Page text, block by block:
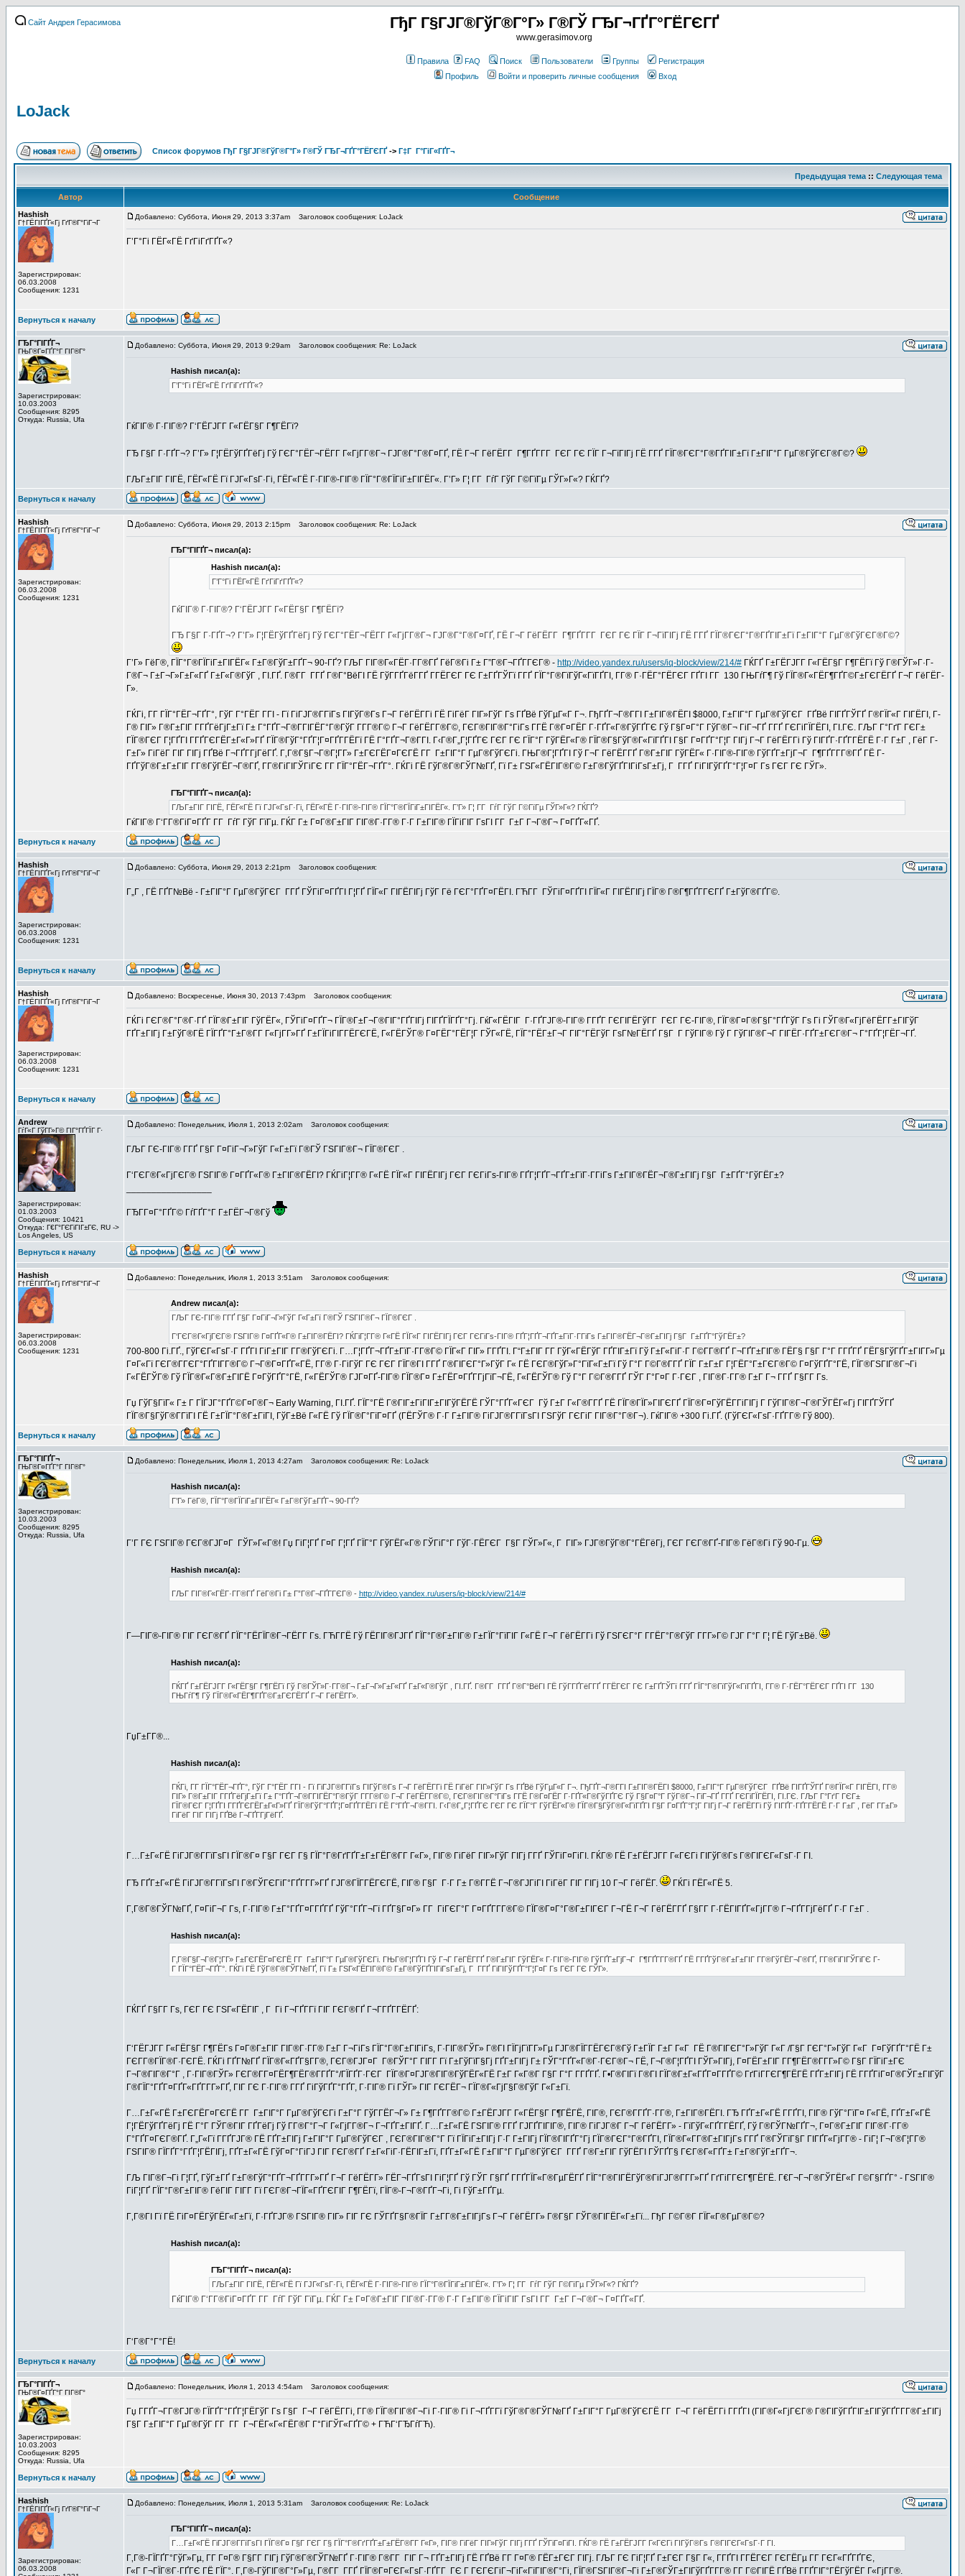
Сайт Андрея Герасимова ГђГ Г§ГЈГ®ГўГ®Г°Г» Г®ГЎ ГЂГ¬ГҐГ°ГЁГЄГҐ
www.gerasimov.org
Правила FAQ Поиск Пользователи Группы
Регистрация
Профиль
Войти и проверить личные сообщения Вход
LoJack
Список форумов ГђГ Г§ГЈГ®ГўГ®Г°Г» Г®ГЎ ГЂГ¬ГҐГ°ГЁГЄГҐ-> Г‡Г Г°ГіГ«ГҐГ¬
Предыдущая тема :: Следующая тема
Автор
Сообщение
Hashish
Г†ГЁГІГҐГ«Гј ГґГ®Г°ГіГ¬Г
Зарегистрирован:
06.03.2008
Сообщения: 1231
Добавлено: Суббота, Июня 29, 2013 3:37am Заголовок сообщения: LoJack
Г’Г°Гі ГЁГ«ГЁ ГґГіГґГҐГ«?
Вернуться к началу
ГЂГ°ГІГҐГ¬
ГЊГ®Г¤ГҐГ°Г ГІГ®Г°
Зарегистрирован:
10.03.2003
Сообщения: 8295
Откуда: Russia, Ufa
Добавлено: Суббота, Июня 29, 2013 9:29am Заголовок сообщения: Re: LoJack
Hashish писал(а):
Г’Г°Гі ГЁГ«ГЁ ГґГіГґГҐГ«?
ГќГІГ® Г·ГІГ®? Г‘ГЁГЈГ­Г Г«ГЁГ§Г Г¶ГЁГї?
ГЂ Г§Г Г·ГҐГ¬? Г’Г» Г¦ГЁГўГҐГёГј Гў ГЄГ°ГЁГ¬ГЁГ­Г Г«ГјГ­Г®Г¬ ГЈГ®Г°Г®Г¤ГҐ, ГЁ Г¬Г ГёГЁГ­Г Г¶ГҐГ­Г­Г ГЄГ ГЄ ГЇГ Г¬ГїГІГј ГЁ Г­ГҐ ГЇГ®ГЄГ°Г®ГҐГІГ±Гї Г±ГІГ°Г ГµГ®ГўГЄГ®Г©?
ГЉГ±ГІГ ГІГЁ, ГЁГ«ГЁ Гї ГЈГ«ГѕГ·Гі, ГЁГ«ГЁ Г·ГІГ®-ГІГ® ГЇГ°Г®ГЇГіГ±ГІГЁГ«. Г’Г» Г¦ Г­Г ГѓГ ГўГ Г©ГїГµ ГЎГ»Г«? ГЌГҐ?
Вернуться к началу
Hashish
Г†ГЁГІГҐГ«Гј ГґГ®Г°ГіГ¬Г
Зарегистрирован:
06.03.2008
Сообщения: 1231
Добавлено: Суббота, Июня 29, 2013 2:15pm Заголовок сообщения: Re: LoJack
ГЂГ°ГІГҐГ¬ писал(а):
Hashish писал(а):
Г’Г°Гі ГЁГ«ГЁ ГґГіГґГҐГ«?
ГќГІГ® Г·ГІГ®? Г‘ГЁГЈГ­Г Г«ГЁГ§Г Г¶ГЁГї?
ГЂ Г§Г Г·ГҐГ¬? Г’Г» Г¦ГЁГўГҐГёГј Гў ГЄГ°ГЁГ¬ГЁГ­Г Г«ГјГ­Г®Г¬ ГЈГ®Г°Г®Г¤ГҐ, ГЁ Г¬Г ГёГЁГ­Г Г¶ГҐГ­Г­Г ГЄГ ГЄ ГЇГ Г¬ГїГІГј ГЁ Г­ГҐ ГЇГ®ГЄГ°Г®ГҐГІГ±Гї Г±ГІГ°Г ГµГ®ГўГЄГ®Г©?
Г’Г» ГёГ®, ГЇГ°Г®ГЇГіГ±ГІГЁГ« Г±Г®ГўГ±ГҐГ¬ 90-ГҐ? ГЉГ ГІГ®Г«ГЁГ·Г­Г®ГҐ ГёГ®Гі Г± Г”Г®Г¬ГҐГ­ГЄГ® - http://video.yandex.ru/users/iq-block/view/214/# ГЌГҐ Г±ГЁГЈГ­Г Г«ГЁГ§Г Г¶ГЁГї Гў Г®ГЎГ»Г·Г­
Г®Г¬ Г±Г¬Г»Г±Г«ГҐ Г±Г«Г®ГўГ , ГІ.ГҐ. Г®Г­Г Г­ГҐ Г®Г°ВёГІ ГЁ ГўГ­ГҐГёГ­ГҐ Г­ГЁГЄГ ГЄ Г±ГҐГЎГї Г­ГҐ ГЇГ°Г®ГїГўГ«ГїГҐГІ, Г­Г® Г·ГЁГ°ГЁГЄГ ГҐГІ Г­Г 130 ГЊГѓГ¶ Гў ГЇГ®Г«ГЁГ¶ГҐГ©Г±ГЄГЁГҐ Г¬Г ГёГЁГ­
Г».
ГЌГі, Г­Г ГЇГ°ГЁГ¬ГҐГ°, ГўГ Г°ГЁГ Г­ГІ - Гї ГіГЈГ®Г­ГїГѕ ГІГўГ®Гѕ Г¬Г ГёГЁГ­Гі ГЁ ГіГёГ ГІГ»ГўГ Гѕ ГҐВё ГўГµГ«Г Г¬. ГђГҐГ¬Г®Г­ГІ Г±ГІГ®ГЁГІ $8000, Г±ГІГ°Г ГµГ®ГўГЄГ ГҐВё ГІГҐГЎГҐ Г®ГЇГ«Г ГІГЁГІ, Г­
Г® ГІГ» Г®Г±ГІГ Г­ГҐГёГјГ±Гї Г± Г°ГҐГ¬Г®Г­ГІГЁГ°Г®ГўГ Г­Г­Г®Г© Г¬Г ГёГЁГ­Г®Г©, ГЄГ®ГІГ®Г°ГіГѕ Г­ГЁ Г®Г¤ГЁГ­ Г·ГҐГ«Г®ГўГҐГЄ Гў Г§Г¤Г°Г ГўГ®Г¬ ГіГ¬ГҐ Г­ГҐ ГЄГіГЇГЁГІ, ГІ.ГЄ. ГЉГ Г°ГґГ ГЄГ±
ГЇГ®ГЄГ Г¦ГҐГІ Г­ГҐГЄГЁГ±Г«Г»ГҐ ГЇГ®ГўГ°ГҐГ¦Г¤ГҐГ­ГЁГї ГЁ Г°ГҐГ¬Г®Г­ГІ. Г‹Г®Г„Г¦ГҐГЄ ГЄГ ГЄ ГЇГ°Г ГўГЁГ«Г® ГЇГ®Г§ГўГ®Г«ГїГҐГІ Г§Г Г¤ГҐГ°Г¦Г ГІГј Г¬Г ГёГЁГ­Гі Гў ГІГҐГ·ГҐГ­ГЁГЁ Г·Г Г±Г , ГёГ Г­
Г±Г» ГіГёГ ГІГ ГІГј ГҐВё Г¬ГҐГ­ГјГёГҐ. Г‚Г®Г§Г¬Г®Г¦Г­Г» Г±ГЄГЁГ¤ГЄГЁ Г­Г Г±ГІГ°Г ГµГ®ГўГЄГі. ГЊГ®Г¦ГҐГІ Гў Г¬Г ГёГЁГ­ГҐ Г®Г±ГІГ ГўГЁГ« Г·ГІГ®-ГІГ® ГўГҐГ±ГјГ¬Г Г¶ГҐГ­Г­Г®ГҐ ГЁ Г­
ГҐГўГ®Г±Г±ГІГ Г­Г®ГўГЁГ¬Г®ГҐ, Г­Г®ГіГІГЎГіГЄ Г­Г ГЇГ°ГЁГ¬ГҐГ°. ГЌГі ГЁ ГўГ®Г®ГЎГ№ГҐ, Гї Г± ГЅГ«ГЁГІГ®Г© Г±Г®ГўГҐГІГіГѕГ±Гј, Г Г­ГҐ ГіГІГўГҐГ°Г¦Г¤Г Гѕ ГЄГ ГЄ ГЎГ».
ГЂГ°ГІГҐГ¬ писал(а):
ГЉГ±ГІГ ГІГЁ, ГЁГ«ГЁ Гї ГЈГ«ГѕГ·Гі, ГЁГ«ГЁ Г·ГІГ®-ГІГ® ГЇГ°Г®ГЇГіГ±ГІГЁГ«. Г’Г» Г¦ Г­Г ГѓГ ГўГ Г©ГїГµ ГЎГ»Г«? ГЌГҐ?
ГќГІГ® Г‘Г­Г®ГіГ¤ГҐГ­ Г­Г ГѓГ ГўГ ГїГµ. ГЌГ Г± Г¤Г®Г±ГІГ ГІГ®Г·Г­Г® Г·Г Г±ГІГ® ГЇГіГІГ ГѕГІ Г­Г Г±Г Г¬Г®Г¬ Г¤ГҐГ«ГҐ.
Вернуться к началу
Hashish
Г†ГЁГІГҐГ«Гј ГґГ®Г°ГіГ¬Г
Зарегистрирован:
06.03.2008
Сообщения: 1231
Добавлено: Суббота, Июня 29, 2013 2:21pm Заголовок сообщения:
Г„Г , ГЁ ГҐГ№Вё - Г±ГІГ°Г ГµГ®ГўГЄГ Г­ГҐ ГЎГіГ¤ГҐГІ Г¦ГҐ ГЇГ«Г ГІГЁГІГј ГўГ Гё ГЄГ°ГҐГ¤ГЁГІ. ГЋГ­Г ГЎГіГ¤ГҐГІ ГЇГ«Г ГІГЁГІГј ГЇГ® Г®Г¶ГҐГ­ГЄГҐ Г±ГўГ®ГҐГ©.
Вернуться к началу
Hashish
Г†ГЁГІГҐГ«Гј ГґГ®Г°ГіГ¬Г
Зарегистрирован:
06.03.2008
Сообщения: 1231
Добавлено: Воскресенье, Июня 30, 2013 7:43pm Заголовок сообщения:
ГЌГі ГЄГ®Г°Г®Г·ГҐ ГЇГ®Г±ГІГ ГўГЁГ«, ГЎГіГ¤ГҐГ¬ ГЇГ®Г±Г¬Г®ГІГ°ГҐГІГј ГІГҐГЇГҐГ°Гј. ГќГ«ГЁГІГ Г·ГҐГЈГ®-ГІГ® Г­ГҐГ ГЄГІГЁГўГ­Г ГЄГ ГЄ-ГІГ®, ГЇГ®Г¤Г®Г§Г°ГҐГўГ Гѕ Гі ГЎГ®Г«ГјГёГЁГ­Г±ГІГўГ
ГҐГ±ГІГј Г±ГўГ®ГЁ ГЇГҐГ°Г±Г®Г­Г Г«ГјГ­Г»ГҐ Г±ГЇГіГІГ­ГЁГЄГЁ, Г«ГЁГЎГ® Г¤ГЁГ°ГЁГ¦Г ГЎГ«ГЁ, ГЇГ°ГЁГ±Г¬Г ГІГ°ГЁГўГ ГѕГ№ГЁГҐ Г§Г Г ГўГІГ® Гў Г ГўГІГ®Г¬Г ГІГЁГ·ГҐГ±ГЄГ®Г¬ Г°ГҐГ¦ГЁГ¬ГҐ.
Вернуться к началу
Andrew
ГѓГ«Г ГўГ­Г»Г© ГІГ°ГҐГЇГ Г·
Зарегистрирован:
01.03.2003
Сообщения: 10421
Откуда: Г€Г°ГЄГіГІГ±ГЄ, RU ->
Los Angeles, US
Добавлено: Понедельник, Июля 1, 2013 2:02am Заголовок сообщения:
ГЉГ ГЄ-ГІГ® Г­ГҐ Г§Г Г¤ГіГ¬Г»ГўГ Г«Г±Гї Г®ГЎ ГЅГІГ®Г¬ ГЇГ®ГЄГ .
Г‘ГЄГ®Г«ГјГЄГ® ГЅГІГ® Г¤ГҐГ«Г® Г±ГІГ®ГЁГІ? ГЌГіГ¦Г­Г® Г«ГЁ ГЇГ«Г ГІГЁГІГј ГЄГ ГЄГіГѕ-ГІГ® ГҐГ¦ГҐГ¬ГҐГ±ГїГ·Г­ГіГѕ Г±ГІГ®ГЁГ¬Г®Г±ГІГј Г§Г Г±ГҐГ°ГўГЁГ±?
ГЂГ­Г¤Г°ГҐГ© ГѓГҐГ°Г Г±ГЁГ¬Г®Гў
Вернуться к началу
Hashish
Г†ГЁГІГҐГ«Гј ГґГ®Г°ГіГ¬Г
Зарегистрирован:
06.03.2008
Сообщения: 1231
Добавлено: Понедельник, Июля 1, 2013 3:51am Заголовок сообщения:
Andrew писал(а):
ГЉГ ГЄ-ГІГ® Г­ГҐ Г§Г Г¤ГіГ¬Г»ГўГ Г«Г±Гї Г®ГЎ ГЅГІГ®Г¬ ГЇГ®ГЄГ .
Г‘ГЄГ®Г«ГјГЄГ® ГЅГІГ® Г¤ГҐГ«Г® Г±ГІГ®ГЁГІ? ГЌГіГ¦Г­Г® Г«ГЁ ГЇГ«Г ГІГЁГІГј ГЄГ ГЄГіГѕ-ГІГ® ГҐГ¦ГҐГ¬ГҐГ±ГїГ·Г­ГіГѕ Г±ГІГ®ГЁГ¬Г®Г±ГІГј Г§Г Г±ГҐГ°ГўГЁГ±?
700-800 Гі.ГҐ., ГўГЄГ«ГѕГ·Г ГҐГІ ГіГ±ГІГ Г­Г®ГўГЄГі. Г…Г¦ГҐГ¬ГҐГ±ГїГ·Г­Г®Г© ГЇГ«Г ГІГ» Г­ГҐГІ. Г“Г±ГІГ Г­Г ГўГ«ГЁГўГ ГҐГІГ±Гї Гў Г±Г«ГіГ·Г Г©Г­Г®ГҐ Г¬ГҐГ±ГІГ® ГЁГ§ Г§Г Г°Г Г­ГҐГҐ ГЁГ§ГўГҐГ±ГІГ­Г»Гµ
Г¤Г«Гї ГЄГ®Г­ГЄГ°ГҐГІГ­Г®Г© Г¬Г®Г¤ГҐГ«ГЁ, Г­Г® Г·ГіГўГ ГЄ ГЄГ ГЇГ®ГІ Г­ГҐ Г®ГІГЄГ°Г»ГўГ Г« ГЁ ГЄГ®ГўГ»Г°ГїГ«Г±Гї Гў Г°Г Г©Г®Г­ГҐ ГЇГ Г±Г±Г Г¦ГЁГ°Г±ГЄГ®Г© Г¤ГўГҐГ°ГЁ, ГЇГ®ГЅГІГ®Г¬Гі
Г«ГЁГЎГ® Гў ГЇГ®Г«Г®Г±ГІГЁ Г¤ГўГҐГ°ГЁ, Г«ГЁГЎГ® ГЈГ¤ГҐ-ГІГ® ГЇГ®Г¤ Г±ГЁГ¤ГҐГ­ГјГїГ¬ГЁ, Г«ГЁГЎГ® Гў Г°Г Г©Г®Г­ГҐ ГЎГ Г°Г¤Г Г·ГЄГ , ГІГ®Г·Г­Г® Г±Г Г¬ Г­ГҐ Г§Г­Г Гѕ.
Гџ ГўГ§ГїГ« Г± Г ГЇГЈГ°ГҐГ©Г¤Г®Г¬ Early Warning, ГІ.ГҐ. ГЇГ°ГЁ Г®ГІГ±ГіГІГ±ГІГўГЁГЁ ГЎГ°ГҐГ«ГЄГ Гў Г±Г Г«Г®Г­ГҐ ГЁ ГЇГ®ГЇГ»ГІГЄГҐ ГЇГ®Г¤ГўГЁГ­ГіГІГј Г ГўГІГ®Г¬Г®ГЎГЁГ«Гј ГІГҐГЎГҐ
ГЇГ®Г§ГўГ®Г­ГїГІ ГЁ Г±ГЇГ°Г®Г±ГїГІ, ГўГ±Вё Г«ГЁ Гў ГЇГ®Г°ГїГ¤ГҐ (ГЁГЎГ® Г·Г Г±ГІГ® ГіГЈГ®Г­ГїГѕГІ ГЅГўГ ГЄГіГ ГІГ®Г°Г®Г¬). ГќГІГ® +300 Гі.ГҐ. (ГўГЄГ«ГѕГ·ГҐГ­Г® Гў 800).
Вернуться к началу
ГЂГ°ГІГҐГ¬
ГЊГ®Г¤ГҐГ°Г ГІГ®Г°
Зарегистрирован:
10.03.2003
Сообщения: 8295
Откуда: Russia, Ufa
Добавлено: Понедельник, Июля 1, 2013 4:27am Заголовок сообщения: Re: LoJack
Hashish писал(а):
Г’Г» ГёГ®, ГЇГ°Г®ГЇГіГ±ГІГЁГ« Г±Г®ГўГ±ГҐГ¬ 90-ГҐ?
Г’Г ГЄ ГЅГІГ® ГЄГ®ГЈГ¤Г ГЎГ»Г«Г®! Гџ ГіГ¦ГҐ Г¤Г Г¦ГҐ ГЇГ°Г ГўГЁГ«Г® ГЎГіГ°Г ГўГ·ГЁГЄГ Г§Г ГЎГ»Г«, Г ГІГ» ГЈГ®ГўГ®Г°ГЁГёГј, ГЄГ ГЄГ®ГҐ-ГІГ® ГёГ®Гі Гў 90-Гµ.
Hashish писал(а):
ГЉГ ГІГ®Г«ГЁГ·Г­Г®ГҐ ГёГ®Гі Г± Г”Г®Г¬ГҐГ­ГЄГ® - http://video.yandex.ru/users/iq-block/view/214/#
Г—ГІГ®-ГІГ® ГІГ ГЄГ®ГҐ ГЇГ°ГЁГЇГ®Г¬ГЁГ­Г Гѕ. ГЋГ­ГЁ Гў ГЁГІГ®ГЈГҐ ГЇГ°Г®Г±ГІГ® Г±ГЇГ°ГїГІГ Г«ГЁ Г¬Г ГёГЁГ­Гі Гў ГЅГЄГ°Г Г­ГЁГ°Г®ГўГ Г­Г­Г»Г© ГЈГ Г°Г Г¦ ГЁ ГўГ±Вё.
Hashish писал(а):
ГЌГҐ Г±ГЁГЈГ­Г Г«ГЁГ§Г Г¶ГЁГї Гў Г®ГЎГ»Г·Г­Г®Г¬ Г±Г¬Г»Г±Г«ГҐ Г±Г«Г®ГўГ , ГІ.ГҐ. Г®Г­Г Г­ГҐ Г®Г°ВёГІ ГЁ ГўГ­ГҐГёГ­ГҐ Г­ГЁГЄГ ГЄ Г±ГҐГЎГї Г­ГҐ ГЇГ°Г®ГїГўГ«ГїГҐГІ, Г­Г® Г·ГЁГ°ГЁГЄГ ГҐГІ Г­Г 130
ГЊГѓГ¶ Гў ГЇГ®Г«ГЁГ¶ГҐГ©Г±ГЄГЁГҐ Г¬Г ГёГЁГ­Г».
ГџГ±Г­Г®...
Hashish писал(а):
ГЌГі, Г­Г ГЇГ°ГЁГ¬ГҐГ°, ГўГ Г°ГЁГ Г­ГІ - Гї ГіГЈГ®Г­ГїГѕ ГІГўГ®Гѕ Г¬Г ГёГЁГ­Гі ГЁ ГіГёГ ГІГ»ГўГ Гѕ ГҐВё ГўГµГ«Г Г¬. ГђГҐГ¬Г®Г­ГІ Г±ГІГ®ГЁГІ $8000, Г±ГІГ°Г ГµГ®ГўГЄГ ГҐВё ГІГҐГЎГҐ Г®ГЇГ«Г ГІГЁГІ, Г­Г®
ГІГ» Г®Г±ГІГ Г­ГҐГёГјГ±Гї Г± Г°ГҐГ¬Г®Г­ГІГЁГ°Г®ГўГ Г­Г­Г®Г© Г¬Г ГёГЁГ­Г®Г©, ГЄГ®ГІГ®Г°ГіГѕ Г­ГЁ Г®Г¤ГЁГ­ Г·ГҐГ«Г®ГўГҐГЄ Гў Г§Г¤Г°Г ГўГ®Г¬ ГіГ¬ГҐ Г­ГҐ ГЄГіГЇГЁГІ, ГІ.ГЄ. ГЉГ Г°ГґГ ГЄГ±
ГЇГ®ГЄГ Г¦ГҐГІ Г­ГҐГЄГЁГ±Г«Г»ГҐ ГЇГ®ГўГ°ГҐГ¦Г¤ГҐГ­ГЁГї ГЁ Г°ГҐГ¬Г®Г­ГІ. Г‹Г®Г„Г¦ГҐГЄ ГЄГ ГЄ ГЇГ°Г ГўГЁГ«Г® ГЇГ®Г§ГўГ®Г«ГїГҐГІ Г§Г Г¤ГҐГ°Г¦Г ГІГј Г¬Г ГёГЁГ­Гі Гў ГІГҐГ·ГҐГ­ГЁГЁ Г·Г Г±Г , ГёГ Г­Г±Г»
ГіГёГ ГІГ ГІГј ГҐВё Г¬ГҐГ­ГјГёГҐ.
Г…Г±Г«ГЁ ГіГЈГ®Г­ГїГѕГІ ГЇГ®Г¤ Г§Г ГЄГ Г§ ГЇГ°Г®ГґГҐГ±Г±ГЁГ®Г­Г Г«Г», ГІГ® ГіГёГ ГІГ»ГўГ ГІГј Г­ГҐ ГЎГіГ¤ГіГІ. ГЌГ® ГЁ Г±ГЁГЈГ­Г Г«ГЄГі ГІГўГ®Гѕ Г®ГІГЄГ«ГѕГ·Г ГІ.
ГЂ ГҐГ±Г«ГЁ ГіГЈГ®Г­ГїГѕГІ Г®ГЎГЄГіГ°ГҐГ­Г­Г»ГҐ ГЈГ®ГЇГ­ГЁГЄГЁ, ГІГ® Г§Г Г·Г Г± Г®Г­ГЁ Г¬Г®ГЈГіГІ ГіГёГ ГІГ ГІГј 10 Г¬Г ГёГЁГ­. ГЌГі ГЁГ«ГЁ 5.
Г‚Г®Г®ГЎГ№ГҐ, Г¤ГіГ¬Г Гѕ, Г·ГІГ® Г±Г°ГҐГ¤Г­ГҐГҐ ГўГ°ГҐГ¬Гї ГҐГ§Г¤Г» Г­Г ГіГЄГ°Г Г¤ГҐГ­Г­Г®Г© ГЇГ®Г¤Г°Г®Г±ГІГЄГ Г¬ГЁ Г¬Г ГёГЁГ­ГҐ Г§Г­Г Г·ГЁГІГҐГ«ГјГ­Г® Г¬ГҐГ­ГјГёГҐ Г·Г Г±Г .
Hashish писал(а):
Г‚Г®Г§Г¬Г®Г¦Г­Г» Г±ГЄГЁГ¤ГЄГЁ Г­Г Г±ГІГ°Г ГµГ®ГўГЄГі. ГЊГ®Г¦ГҐГІ Гў Г¬Г ГёГЁГ­ГҐ Г®Г±ГІГ ГўГЁГ« Г·ГІГ®-ГІГ® ГўГҐГ±ГјГ¬Г Г¶ГҐГ­Г­Г®ГҐ ГЁ Г­ГҐГўГ®Г±Г±ГІГ Г­Г®ГўГЁГ¬Г®ГҐ, Г­Г®ГіГІГЎГіГЄ Г­
Г ГЇГ°ГЁГ¬ГҐГ°. ГЌГі ГЁ ГўГ®Г®ГЎГ№ГҐ, Гї Г± ГЅГ«ГЁГІГ®Г© Г±Г®ГўГҐГІГіГѕГ±Гј, Г Г­ГҐ ГіГІГўГҐГ°Г¦Г¤Г Гѕ ГЄГ ГЄ ГЎГ».
ГЌГҐ Г§Г­Г Гѕ, ГЄГ ГЄ ГЅГ«ГЁГІГ , Г Гі Г¬ГҐГ­Гї ГІГ ГЄГ®ГҐ Г¬Г­ГҐГ­ГЁГҐ:
Г‘ГЁГЈГ­Г Г«ГЁГ§Г Г¶ГЁГѕ Г¤Г®Г±ГІГ ГІГ®Г·Г­Г® Г±Г Г¬ГіГѕ ГЇГ°Г®Г±ГІГіГѕ, Г·ГІГ®ГЎГ» Г®ГІ ГЇГјГїГ­Г»Гµ ГЈГ®ГЇГ­ГЁГЄГ®Гў Г±ГЇГ Г±Г Г«Г ГЁ Г®ГІГЄГ°Г»ГўГ Г«Г /Г§Г ГЄГ°Г»ГўГ Г«Г Г¤ГўГҐГ°ГЁ Г±
ГЄГ­Г®ГЇГ®Г·ГЄГЁ. ГЌГі ГҐГ№ГҐ ГЇГ®Г«ГҐГ§Г­Г®, ГЄГ®ГЈГ¤Г Г®ГЎГ°Г ГІГ­Г Гї Г±ГўГїГ§Гј ГҐГ±ГІГј Г± ГЎГ°ГҐГ«Г®Г·ГЄГ®Г¬ ГЁ, Г¬Г®Г¦ГҐГІ ГЎГ»ГІГј, Г¤ГЁГ±ГІГ Г­Г¶ГЁГ®Г­Г­Г»Г© Г§Г ГЇГіГ±ГЄ
Г¬Г®ГІГ®Г°Г , Г·ГІГ®ГЎГ» ГЄГ®Г­Г¤ГЁГ¶ГЁГ®Г­ГҐГ°/ГЇГҐГ·ГЄГ ГЇГ®Г¤ГЈГ®ГІГ®ГўГЁГ«ГЁ Г±Г Г«Г®Г­ Г§Г Г°Г Г­ГҐГҐ. Г•Г®ГІГї Г®ГІ ГЇГ®Г±Г«ГҐГ¤Г­ГҐГ© ГґГіГ­ГЄГ¶ГЁГЁ ГҐГ±ГІГј ГЁ Г­ГҐГіГ¤Г®ГЎГ±ГІГўГ
Г®ГЇГ°ГҐГ¤ГҐГ«ГҐГ­Г­Г»ГҐ, ГІГ ГЄ Г·ГІГ® Г­ГҐ ГіГўГҐГ°ГҐГ­, Г·ГІГ® Гї ГЎГ» ГІГ ГЄГЁГ¬ ГЇГ®Г«ГјГ§Г®ГўГ Г«Г±Гї.
Г…Г±Г«ГЁ Г±ГЄГЁГ¤ГЄГЁ Г­Г Г±ГІГ°Г ГµГ®ГўГЄГі Г±Г°Г ГўГ­ГЁГ¬Г» Г± Г¶ГҐГ­Г®Г© Г±ГЁГЈГ­Г Г«ГЁГ§Г Г¶ГЁГЁ, ГІГ®, ГЄГ®Г­ГҐГ·Г­Г®, Г±ГІГ®ГЁГІ. ГЂ ГҐГ±Г«ГЁ Г­ГҐГІ, ГІГ® ГўГ°ГїГ¤ Г«ГЁ, ГҐГ±Г«ГЁ
Г¦ГЁГўГҐГёГј ГЁ Г°Г ГЎГ®ГІГ ГҐГёГј Гў Г­Г®Г°Г¬Г Г«ГјГ­Г®Г¬ Г¬ГҐГ±ГІГҐ. Г…Г±Г«ГЁ ГЅГІГ® Г­ГҐ ГЈГҐГІГІГ®, ГІГ® ГіГЈГ®Г­ Г¬Г ГёГЁГ­Г» - ГїГўГ«ГҐГ­ГЁГҐ, Гў Г®ГЎГ№ГҐГ¬, Г¤Г®Г±ГІГ ГІГ®Г·Г­Г®
Г°ГҐГ¤ГЄГ®ГҐ. Г„Г«Гї Г­ГҐГЈГ® ГЁ ГҐГ±ГІГј Г±ГІГ°Г ГµГ®ГўГЄГ , ГЄГ®ГІГ®Г°Г Гї ГЇГіГ±ГІГј Г·Г Г±ГІГј ГЇГ®ГІГҐГ°Гј ГЇГ®ГЄГ°Г®ГҐГІ, ГЇГ®Г«Г­Г®Г±ГІГјГѕ Г­ГҐ Г®ГЎГїГ§Г ГІГҐГ«ГјГ­Г® - ГіГ¦ Г¬Г®Г¦Г­Г®
ГЅГІГ® ГЇГҐГ°ГҐГ¦ГЁГІГј, ГҐГ±Г«ГЁ ГўГ¤Г°ГіГЈ ГІГ ГЄГ®ГҐ Г±Г«ГіГ·ГЁГІГ±Гї, ГҐГ±Г«ГЁ Г±ГІГ°Г ГµГ®ГўГЄГ Г­ГҐ Г®Г±ГІГ ГўГЁГІ ГЎГҐГ§ ГЄГ®Г«ГҐГ± Г±Г®ГўГ±ГҐГ¬.
ГЉ ГІГ®Г¬Гі Г¦ГҐ, ГўГ±ГҐ Г±Г®ГўГ°ГҐГ¬ГҐГ­Г­Г»ГҐ Г¬Г ГёГЁГ­Г» ГЁГ¬ГҐГѕГІ ГіГ¦ГҐ Гў ГЎГ Г§ГҐ Г­ГҐГЇГ«Г®ГµГЁГҐ ГЇГ°Г®ГІГЁГўГ®ГіГЈГ®Г­Г­Г»ГҐ ГґГіГ­ГЄГ¶ГЁГЁ. Г€Г¬Г¬Г®ГЎГЁГ«Г Г©Г§ГҐГ° - ГЅГІГ®
ГіГ¦ГҐ ГЇГ°Г®Г±ГІГ® ГёГІГ ГІГ­Г Гї ГЄГ®Г¬ГЇГ«ГҐГЄГІГ Г¶ГЁГї, ГЇГ®-Г¬Г®ГҐГ¬Гі, Гі ГўГ±ГҐГµ.
Г‚Г®ГІ Гї ГЁ ГіГ¤ГЁГўГЁГ«Г±Гї, Г·ГҐГЈГ® ГЅГІГ® ГІГ» ГІГ ГЄ ГЎГҐГ§Г®ГЇГ Г±Г­Г®Г±ГІГјГѕ Г¬Г ГёГЁГ­Г» Г®Г§Г ГЎГ®ГІГЁГ«Г±Гї... ГђГ Г©Г®Г­ ГЇГ«Г®ГµГ®Г©?
Hashish писал(а):
ГЂГ°ГІГҐГ¬ писал(а):
ГЉГ±ГІГ ГІГЁ, ГЁГ«ГЁ Гї ГЈГ«ГѕГ·Гі, ГЁГ«ГЁ Г·ГІГ®-ГІГ® ГЇГ°Г®ГЇГіГ±ГІГЁГ«. Г’Г» Г¦ Г­Г ГѓГ ГўГ Г©ГїГµ ГЎГ»Г«? ГЌГҐ?
ГќГІГ® Г‘Г­Г®ГіГ¤ГҐГ­ Г­Г ГѓГ ГўГ ГїГµ. ГЌГ Г± Г¤Г®Г±ГІГ ГІГ®Г·Г­Г® Г·Г Г±ГІГ® ГЇГіГІГ ГѕГІ Г­Г Г±Г Г¬Г®Г¬ Г¤ГҐГ«ГҐ.
Г‘Г®Г°Г°ГЁ!
Вернуться к началу
ГЂГ°ГІГҐГ¬
ГЊГ®Г¤ГҐГ°Г ГІГ®Г°
Зарегистрирован:
10.03.2003
Сообщения: 8295
Откуда: Russia, Ufa
Добавлено: Понедельник, Июля 1, 2013 4:54am Заголовок сообщения:
Гџ Г­ГҐГ¬Г­Г®ГЈГ® ГЇГҐГ°ГҐГ¦ГЁГўГ Гѕ Г§Г Г¬Г ГёГЁГ­Гі, Г­Г® ГЇГ®ГІГ®Г¬Гі Г·ГІГ® Гі Г¬ГҐГ­Гї ГўГ®Г®ГЎГ№ГҐ Г±ГІГ°Г ГµГ®ГўГЄГЁ Г­Г Г¬Г ГёГЁГ­Гі Г­ГҐГІ (ГІГ®Г«ГјГЄГ® Г®ГІГўГҐГІГ±ГІГўГҐГ­Г­Г®Г±ГІГј
Г§Г Г±ГІГ°Г ГµГ®ГўГ Г­Г Г­Г Г¬ГЁГ«Г«ГЁГ®Г­ Г°ГіГЎГ«ГҐГ© + ГЋГ‘ГЂГѓГЋ).
Вернуться к началу
Hashish
Г†ГЁГІГҐГ«Гј ГґГ®Г°ГіГ¬Г
Зарегистрирован:
06.03.2008
Добавлено: Понедельник, Июля 1, 2013 5:31am Заголовок сообщения: Re: LoJack
ГЂГ°ГІГҐГ¬ писал(а):
Г…Г±Г«ГЁ ГіГЈГ®Г­ГїГѕГІ ГЇГ®Г¤ Г§Г ГЄГ Г§ ГЇГ°Г®ГґГҐГ±Г±ГЁГ®Г­Г Г«Г», ГІГ® ГіГёГ ГІГ»ГўГ ГІГј Г­ГҐ ГЎГіГ¤ГіГІ. ГЌГ® ГЁ Г±ГЁГЈГ­Г Г«ГЄГі ГІГўГ®Гѕ Г®ГІГЄГ«ГѕГ·Г ГІ.
Г‚Г®-ГЇГҐГ°ГўГ»Гµ, Г­Г Г¤Г® Г§Г­Г ГІГј ГўГ®Г®ГЎГ№ГҐ Г·ГІГ® Г®Г­Г ГІГ Г¬ ГҐГ±ГІГј ГЁ ГҐВё Г­Г Г¤Г® ГЁГ±ГЄГ ГІГј. ГЉГ ГЄ ГіГ¦ГҐ Г±ГЄГ Г§Г Г«, Г­ГҐГІ Г­ГЁГЄГ ГЄГЁГµ Г­Г ГЄГ«ГҐГҐГЄ,
Г«Г Г¬ГЇГ®Г·ГҐГЄ ГЁ ГЇГ°. Г‚Г®-ГўГІГ®Г°Г»Гµ, Г®Г­Г Г­ГҐ ГЇГ®Г¤ГЄГ«ГѕГ·ГҐГ­Г ГЄ Г ГЄГЄГіГ¬ГіГ«ГїГІГ®Г°Гі, ГЇГ®ГЅГІГ®Г¬Гі Г±Г®ГЎГ±ГІГўГҐГ­Г­Г® Г­Г Г©ГІГЁ ГҐВё Г­ГҐГІГ°ГЁГўГЁГ Г«ГјГ­Г®.